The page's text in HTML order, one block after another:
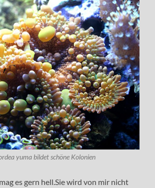
yuma bildet schöne Kolonien
es gern hell.Sie wird von mir nicht